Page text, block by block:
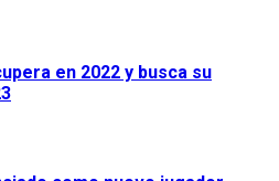
en 2022 y busca su